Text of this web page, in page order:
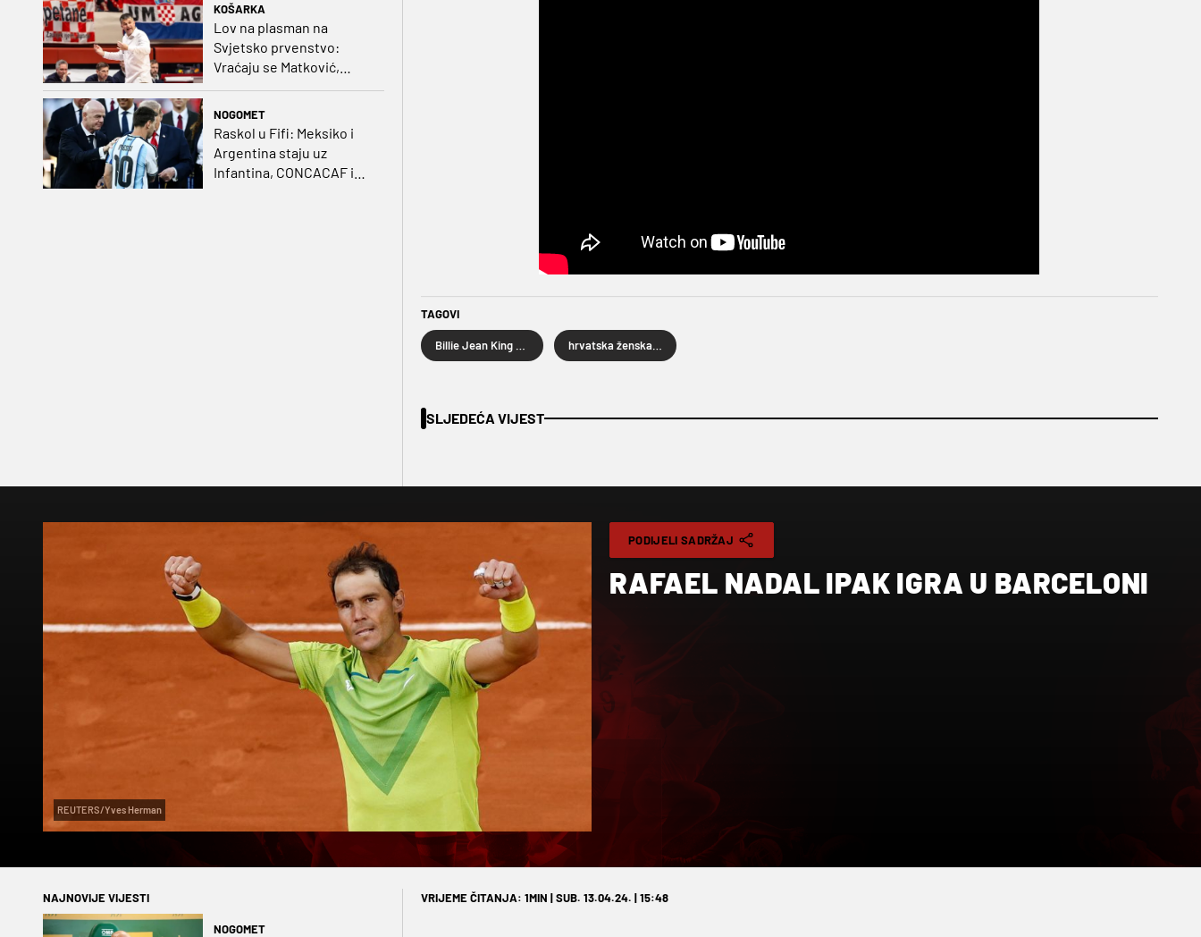
KOŠARKA
Lov na plasman na
Svjetsko prvenstvo:
Vraćaju se Matković,
NOGOMET
Raskol u Fifi: Meksiko i
Argentina staju uz
Infantina, CONCACAF i
TAGOVI
Billie Jean King Cup hrvatska ženska teniska reprezentacija
SLJEDEĆA VIJEST
REUTERS/Yves Herman
PODIJELI SADRŽAJ
RAFAEL NADAL IPAK IGRA U BARCELONI
NAJNOVIJE VIJESTI
NOGOMET
VRIJEME ČITANJA: 1MIN | SUB. 13.04.24. | 15:48